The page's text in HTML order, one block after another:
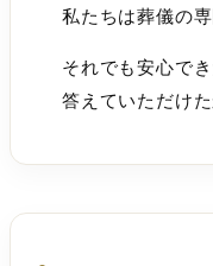
私たちは葬儀の
それでも安心で
答えていただけ